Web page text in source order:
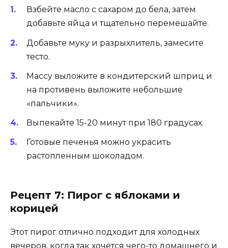
Взбейте масло с сахаром до бела, затем
добавьте яйца и тщательно перемешайте.
Добавьте муку и разрыхлитель, замесите
тесто.
Массу выложите в кондитерский шприц и
на противень выложите небольшие
«пальчики».
Выпекайте 15-20 минут при 180 градусах.
Готовые печенья можно украсить
растопленным шоколадом.
Рецепт 7: Пирог с яблоками и
корицей
Этот пирог отлично подходит для холодных
вечеров, когда так хочется чего-то домашнего и